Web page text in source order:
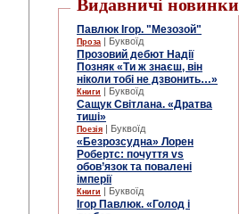
Видавничі новинки
Павлюк Ігор. "Мезозой"
Проза | Буквоїд
Прозовий дебют Надії
Позняк «Ти ж знаєш, він
ніколи тобі не дзвонить…»
Книги | Буквоїд
Сащук Світлана. «Дратва
тиші»
Поезія | Буквоїд
«Безрозсудна» Лорен
Робертс: почуття vs
обов’язок та повалені
імперії
Книги | Буквоїд
Ігор Павлюк. «Голод і